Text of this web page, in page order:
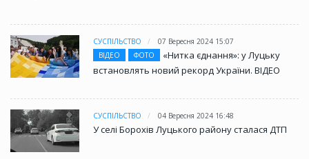
СУСПІЛЬСТВО
07 Вересня 2024 15:07
ВІДЕО
ФОТО
«Нитка єднання»: у Луцьку
встановлять новий рекорд України. ВІДЕО
СУСПІЛЬСТВО 04 Вересня 2024 16:48
У селі Борохів Луцького району сталася ДТП